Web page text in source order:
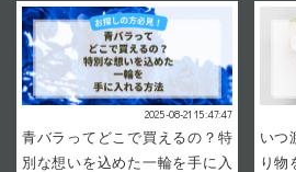
2025-08-21 15:47:47
青バラってどこで買えるの？特
別な想いを込めた一輪を手に入
いつ
り物